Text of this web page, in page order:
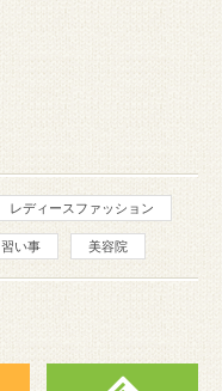
レディースファッション
習い事 美容院